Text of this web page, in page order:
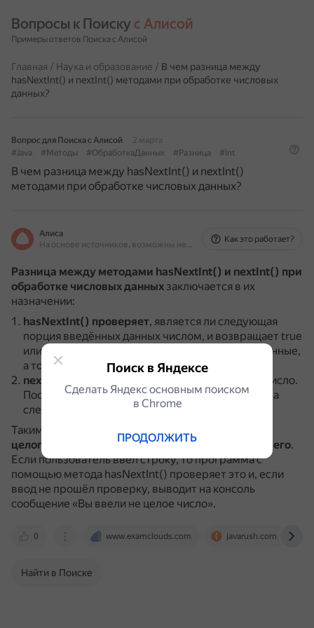
Вопросы к Поиску с Алисой
Примеры ответов Поиска с Алисой
Главная / Наука и образование / В чем разница между
hasNextInt() и nextInt() методами при обработке числовых
данных?
Вопрос для Поиска с Алисой
2 марта
#Java
#Методы #ОбработкаДанных #Разница #Int
В чем разница между hasNextInt() и nextInt()
методами при обработке числовых данных?
Алиса
На основе источников, возможны неточности
Как это работает?
Разница между методами hasNextInt() и nextInt() при
обработке числовых данных заключается в их
назначении:
hasNextInt() проверяет, является ли следующая
порция введённых данных числом, и возвращает true
или false.
Этот метод не использует входные данные,
а только проверяет их.
nextInt()
и возвращает введённое число.
После вызова этой функции сканер переходит на
следующую позицию.
Таким образом,
hasNextInt() проверяет наличие
целого числа, а nextInt() фактически принимает его.
Если пользователь ввёл строку, то программа с
помощью метода hasNextInt() проверяет это и, если
ввод не прошёл проверку, выводит на консоль
сообщение «Вы ввели не целое число».
0 www.examclouds.com javarush.com
Найти в Поиске
Поиск в Яндексе
Сделать Яндекс основным поиском
в Сhrome
ПРОДОЛЖИТЬ